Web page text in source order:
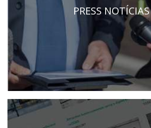
PRESS NOTÍCIAS